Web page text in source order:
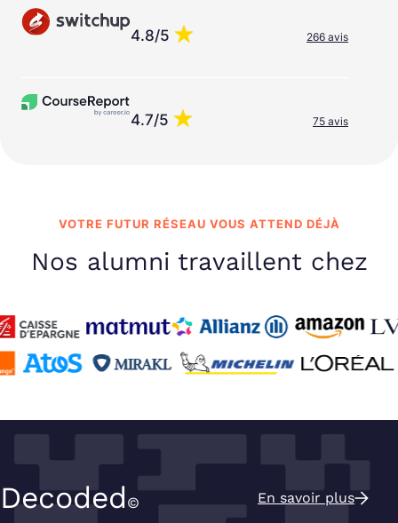
4.8/5 266 avis
4.7/5 75 avis
VOTRE FUTUR RÉSEAU VOUS ATTEND DÉJÀ
Nos alumni travaillent chez
Decoded En savoir plus